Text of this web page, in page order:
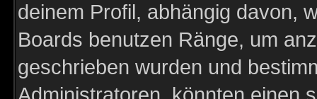
deinem Profil, abhängig davon,
Boards benutzen Ränge, um
geschrieben wurden und